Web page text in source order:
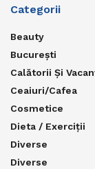
Categorii
Beauty
București
Calătorii Și
Ceaiuri/Cafea
Cosmetice
Dieta / Exerciții
Diverse
Diverse